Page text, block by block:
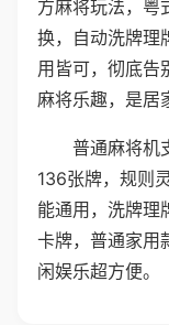
方麻将玩法，粤
换，自动洗牌理
用皆可，彻底告
麻将乐趣，是居
普通麻将机
136张牌，规则
能通用，洗牌理
卡牌，普通家用
闲娱乐超方便。